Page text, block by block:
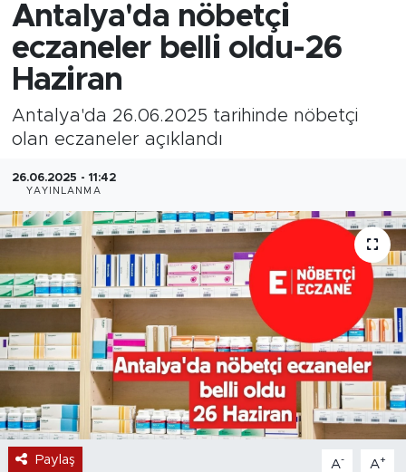
Antalya'da nöbetçi
eczaneler belli oldu-26
Haziran
Antalya'da 26.06.2025 tarihinde nöbetçi
olan eczaneler açıklandı
26.06.2025 - 11:42
YAYINLANMA
Paylaş A- A+
Gündem
İlçeler
Magazin
Özel Haber
Politika
Resmi İlanlar
Sağlık
Turizm
Tüm Manşetler
Son Dakika Haberleri